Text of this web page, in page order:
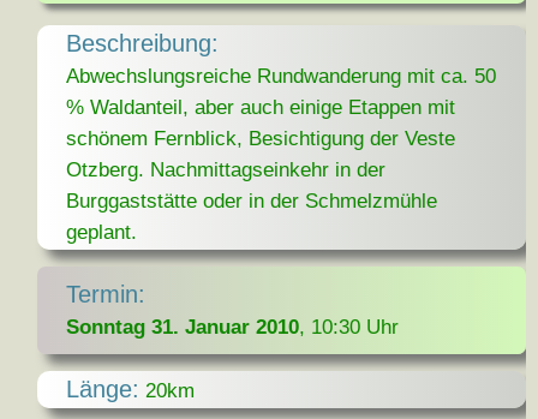
Beschreibung:
Abwechslungsreiche Rundwanderung mit ca. 50
% Waldanteil, aber auch einige Etappen mit
schönem Fernblick, Besichtigung der Veste
Otzberg. Nachmittagseinkehr in der
Burggaststätte oder in der Schmelzmühle
geplant.
Termin:
Sonntag 31. Januar 2010, 10:30 Uhr
Länge: 20km